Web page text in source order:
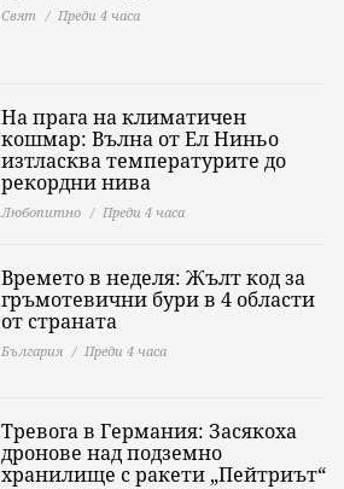
Свят Преди 4 часа
На прага на климатичен
кошмар: Вълна от Ел Ниньо
изтласква температурите до
рекордни нива
Любопитно Преди 4 часа
Времето в неделя: Жълт код за
гръмотевични бури в 4 области
от страната
България Преди 4 часа
Тревога в Германия: Засякоха
дронове над подземно
хранилище с ракети „Пейтриът“